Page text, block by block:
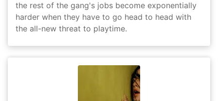
the rest of the gang's jobs become exponentially
harder when they have to go head to head with
the all-new threat to playtime.